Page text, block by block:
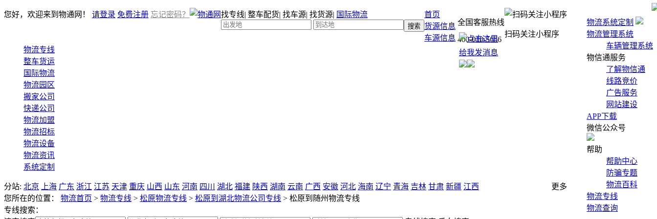
您好，欢迎来到物通网！ 请登录 免费注册 忘记密码？
物流系统定制
物流管理系统
车辆管理系统
物信通服务
了解物信通
线路竞价
广告服务
网站建设
APP下载
微信公众号
帮助
帮助中心
防骗专题
物流百科
物流专线
物流查询
找专线| 整车配货| 找车源| 找货源| 国际物流
全国客服热线
400-010-5656
扫码关注小程序
首页
货源信息
车源信息
物流专线
整车货运
国际物流
物流园区
搬家公司
快递公司
物流加盟
物流招标
物流设备
物流资讯
系统定制
分站: 北京 上海 广东 浙江 江苏 天津 重庆 山西 山东 河南 四川 湖北 福建 陕西 湖南 云南 广西 安徽 河北 海南 辽宁 青海 吉林 甘肃 新疆 江西
更多
您所在的位置：
物流首页 > 物流专线 > 松原物流专线 > 松原到湖北物流公司专线 > 松原到随州物流专线
专线搜索：